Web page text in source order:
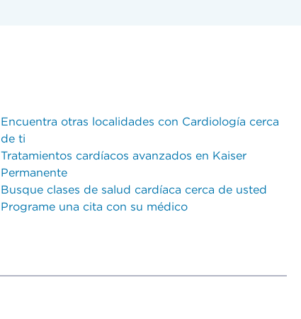
Encuentra otras localidades con Cardiología cerca
de ti
Tratamientos cardíacos avanzados en Kaiser
Permanente
Busque clases de salud cardíaca cerca de usted
Programe una cita con su médico